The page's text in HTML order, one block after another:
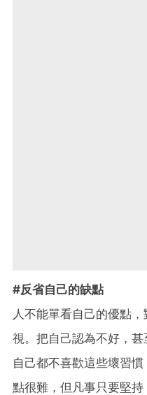
#反省自己的缺點
人不能單看自己的優點
視。把自己認為不好，
自己都不喜歡這些壞習
點很難，但凡事只要堅持